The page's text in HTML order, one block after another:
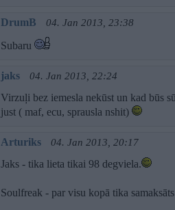
DrumB 04. Jan 2013, 23:38
Subaru
jaks 04. Jan 2013, 22:24
Virzuļi bez iemesla nekūst un kad būs
just ( maf, ecu, sprausla nshit)
Arturiks 04. Jan 2013, 20:17
Jaks - tika lieta tikai 98 degviela.
Soulfreak - par visu kopā tika